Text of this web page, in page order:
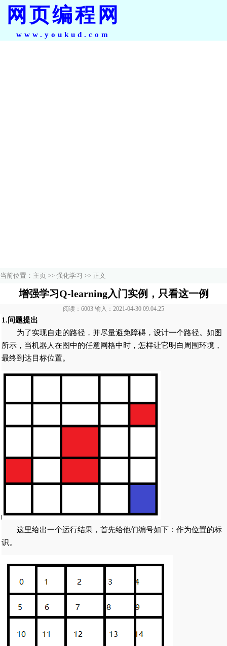
网页编程网
www.youkud.com
当前位置： 主页 >> 强化学习 >> 正文
增强学习Q-learning入门实例，只看这一例
阅读：6003 输入：2021-04-30 09:04:25
1.问题提出
为了实现自走的路径，并尽量避免障碍，设计一个路径。如图
所示，当机器人在图中的任意网格中时，怎样让它明白周围环境，
最终到达目标位置。
这里给出一个运行结果，首先给他们编号如下：作为位置的标
识。